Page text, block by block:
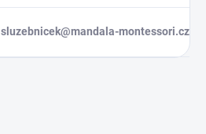
sluzebnicek@mandala-montessori.cz